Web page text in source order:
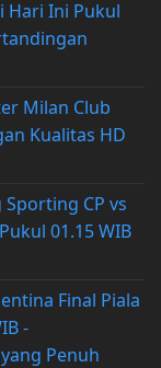
Hari Ini Pukul
Milan Club
Kualitas HD
CP vs
01.15 WIB
Final Piala
-
Penuh